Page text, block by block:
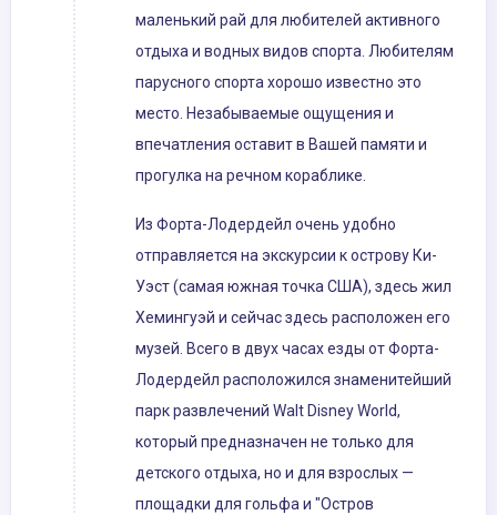
маленький рай для любителей активного
отдыха и водных видов спорта. Любителям
парусного спорта хорошо известно это
место. Незабываемые ощущения и
впечатления оставит в Вашей памяти и
прогулка на речном кораблике.
Из Форта-Лодердейл очень удобно
отправляется на экскурсии к острову Ки-
Уэст (самая южная точка США), здесь жил
Хемингуэй и сейчас здесь расположен его
музей. Всего в двух часах езды от Форта-
Лодердейл расположился знаменитейший
парк развлечений Walt Disney World,
который предназначен не только для
детского отдыха, но и для взрослых —
площадки для гольфа и "Остров